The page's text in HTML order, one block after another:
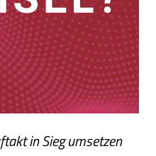
in Sieg umsetzen